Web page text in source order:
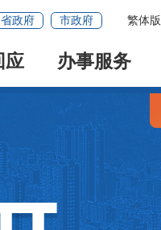
省政府 市政府 繁体版
应 办事服务